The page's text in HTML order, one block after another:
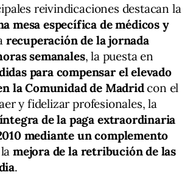
reivindicaciones destacan la
mesa específica de médicos y
recuperación de la jornada
semanales, la puesta en
para compensar el elevado
la Comunidad de Madridcon el
y fidelizar profesionales, la
de la paga extraordinaria
mediante un complemento
mejora de la retribución de las
.